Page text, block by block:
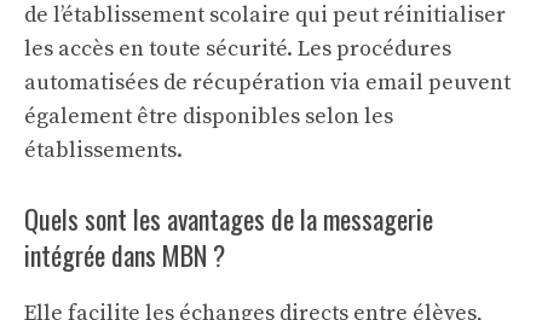
de l’établissement scolaire qui peut réinitialiser
les accès en toute sécurité. Les procédures
automatisées de récupération via email peuvent
également être disponibles selon les
établissements.
Quels sont les avantages de la messagerie
intégrée dans MBN ?
Elle facilite les échanges directs entre élèves,